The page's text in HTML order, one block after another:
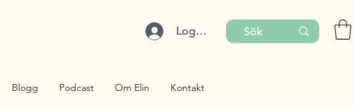
Logga in
Blogg Podcast Om Elin Kontakt